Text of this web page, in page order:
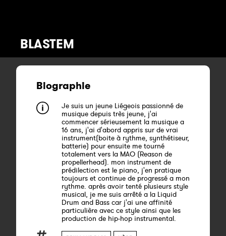
BLASTEM
Biographie
Je suis un jeune Liégeois passionné de
musique depuis très jeune, j'ai
commencer sérieusement la musique a
16 ans, j'ai d'abord appris sur de vrai
instrument(boite à rythme, synthétiseur,
batterie) pour ensuite me tourné
totalement vers la MAO (Reason de
propellerhead). mon instrument de
prédilection est le piano, j'en pratique
toujours et continue de progressé a mon
rythme. après avoir tenté plusieurs style
musical, je me suis arrêté a la Liquid
Drum and Bass car j'ai une affinité
particulière avec ce style ainsi que les
production de hip-hop instrumental.